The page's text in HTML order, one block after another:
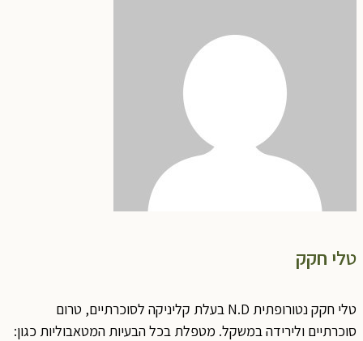
טלי חקק
טלי חקק נטורופתית N.D בעלת קליניקה לסוכרתיים, טרום
סוכרתיים ולירידה במשקל. מטפלת בכל הבעיות המטאבוליות כגון: